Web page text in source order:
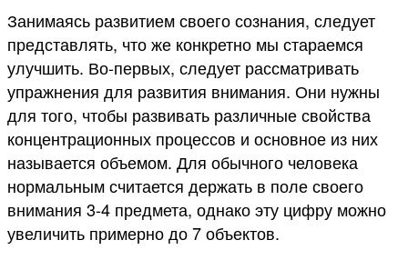
Занимаясь развитием своего сознания, следует
представлять, что же конкретно мы стараемся
улучшить. Во-первых, следует рассматривать
упражнения для развития внимания. Они нужны
для того, чтобы развивать различные свойства
концентрационных процессов и основное из них
называется объемом. Для обычного человека
нормальным считается держать в поле своего
внимания 3-4 предмета, однако эту цифру можно
увеличить примерно до 7 объектов.